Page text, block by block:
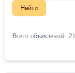
Найти
Всего объявлений: